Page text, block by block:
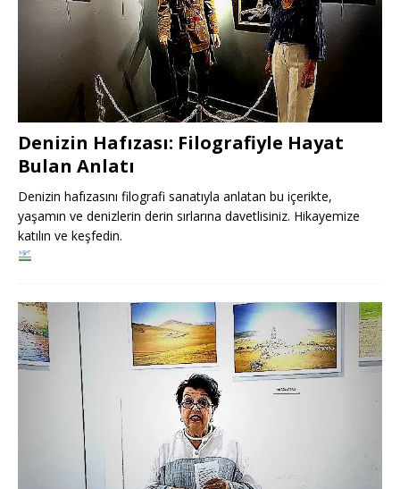
Denizin Hafızası: Filografiyle Hayat
Bulan Anlatı
Denizin hafızasını filografi sanatıyla anlatan bu içerikte,
yaşamın ve denizlerin derin sırlarına davetlisiniz. Hikayemize
katılın ve keşfedin.